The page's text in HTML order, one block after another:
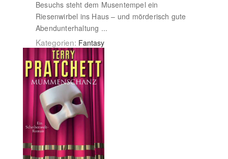
Besuchs steht dem Musentempel ein
Riesenwirbel ins Haus – und mörderisch gute
Abendunterhaltung ...
Kategorien: Fantasy